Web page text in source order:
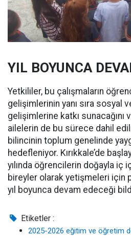
YIL BOYUNCA
Yetkililer, bu çalışmaların
gelişimlerinin yanı sıra sosyal
gelişimlerine katkı sunacağını
ailelerin de bu sürece dahil
bilincinin toplum genelinde
hedefleniyor. Kırıkkale’de
yılında öğrencilerin doğayla iç
bireyler olarak yetişmeleri için
yıl boyunca devam edeceği
Etiketler :
2025-2026 eğitim ve öğretim